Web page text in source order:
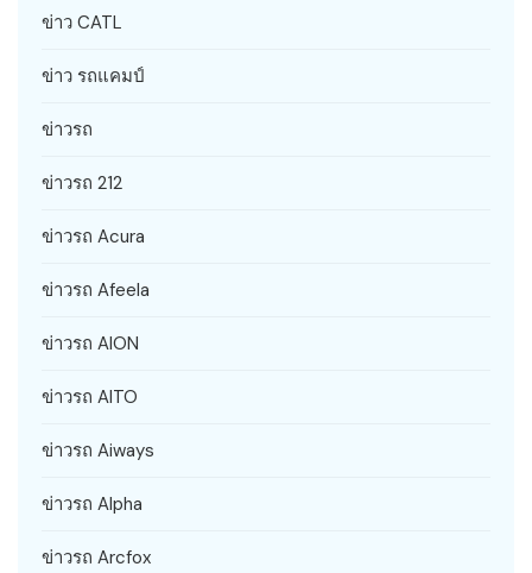
ข่าว CATL
ข่าว รถแคมป์
ข่าวรถ
ข่าวรถ 212
ข่าวรถ Acura
ข่าวรถ Afeela
ข่าวรถ AION
ข่าวรถ AITO
ข่าวรถ Aiways
ข่าวรถ Alpha
ข่าวรถ Arcfox